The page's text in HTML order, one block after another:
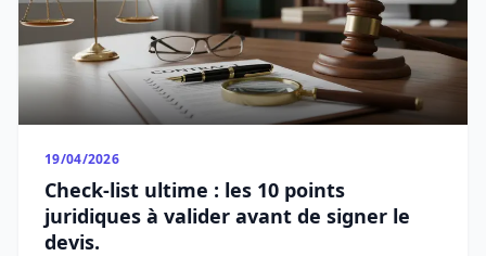
19/04/2026
Check-list ultime : les 10 points
juridiques à valider avant de signer le
devis.